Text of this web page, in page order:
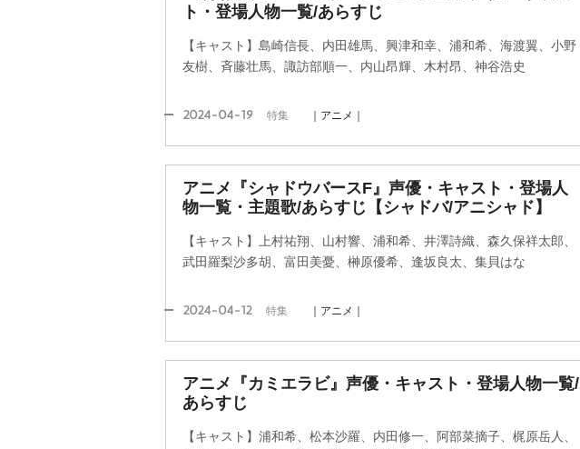
ト・登場人物一覧/あらすじ
【キャスト】島崎信長、内田雄馬、興津和幸、浦和希、海渡翼、小野
友樹、斉藤壮馬、諏訪部順一、内山昂輝、木村昂、神谷浩史
2024-04-19 特集 ｜アニメ｜
アニメ『シャドウバースF』声優・キャスト・登場人
物一覧・主題歌/あらすじ【シャドバ/アニシャド】
【キャスト】上村祐翔、山村響、浦和希、井澤詩織、森久保祥太郎、
武田羅梨沙多胡、富田美憂、榊原優希、逢坂良太、集貝はな
2024-04-12 特集 ｜アニメ｜
アニメ『カミエラビ』声優・キャスト・登場人物一覧/
あらすじ
【キャスト】浦和希、松本沙羅、内田修一、阿部菜摘子、梶原岳人、